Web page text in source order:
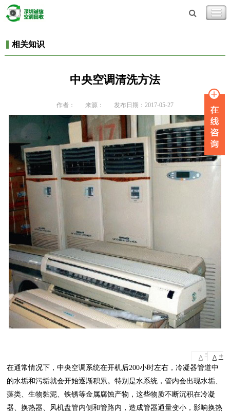
相关知识
中央空调清洗方法
作者： 来源： 发布日期：2017-05-27
A - A +
在通常情况下，中央空调系统在开机后200小时左右，冷凝器管道中
的水垢和污垢就会开始逐渐积累。特别是水系统，管内会出现水垢、
藻类、生物黏泥、铁锈等金属腐蚀产物，这些物质不断沉积在冷凝
器、换热器、风机盘管内侧和管路内，造成管器通量变小，影响换热